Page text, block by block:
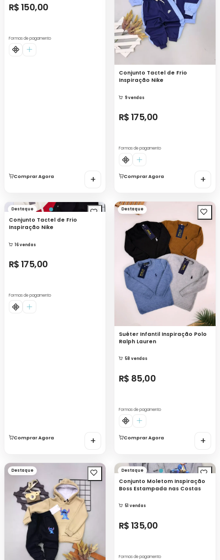
R$ 150,00
Formas de pagamento
Comprar Agora +
Conjunto Tactel de Frio
Inspiração Nike
9 vendas
R$ 175,00
Formas de pagamento
Comprar Agora +
Destaque
Conjunto Tactel de Frio
Inspiração Nike
16 vendas
R$ 175,00
Formas de pagamento
Comprar Agora +
Destaque
Suéter Infantil Inspiração Polo
Ralph Lauren
58 vendas
R$ 85,00
Formas de pagamento
Comprar Agora +
Destaque Destaque
Conjunto Moletom Inspiração
Boss Estampada nas Costas
51 vendas
R$ 135,00
Formas de pagamento